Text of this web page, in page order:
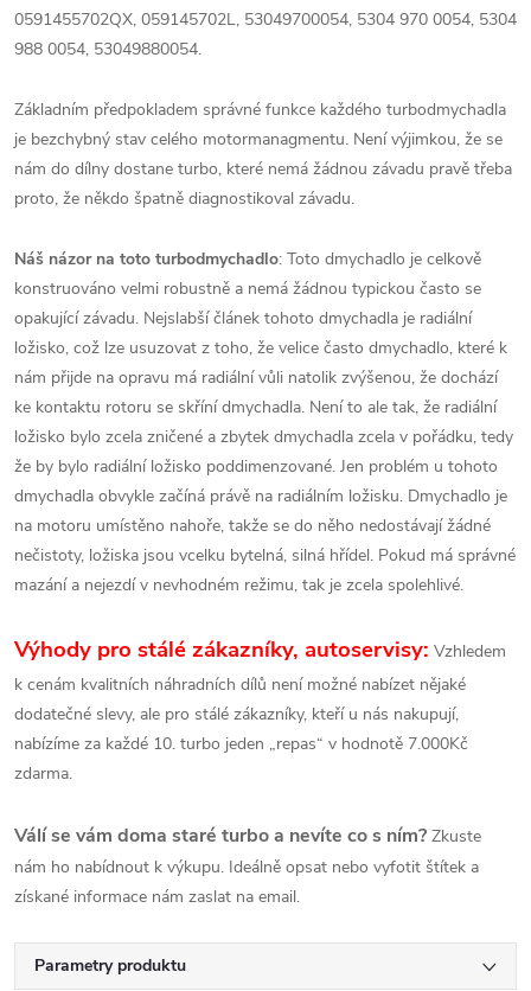
0591455702QX, 059145702L, 53049700054, 5304 970 0054, 5304
988 0054, 53049880054.
Základním předpokladem správné funkce každého turbodmychadla
je bezchybný stav celého motormanagmentu. Není výjimkou, že se
nám do dílny dostane turbo, které nemá žádnou závadu pravě třeba
proto, že někdo špatně diagnostikoval závadu.
Náš názor na toto turbodmychadlo: Toto dmychadlo je celkově
konstruováno velmi robustně a nemá žádnou typickou často se
opakující závadu. Nejslabší článek tohoto dmychadla je radiální
ložisko, což lze usuzovat z toho, že velice často dmychadlo, které k
nám přijde na opravu má radiální vůli natolik zvýšenou, že dochází
ke kontaktu rotoru se skříní dmychadla. Není to ale tak, že radiální
ložisko bylo zcela zničené a zbytek dmychadla zcela v pořádku, tedy
že by bylo radiální ložisko poddimenzované. Jen problém u tohoto
dmychadla obvykle začíná právě na radiálním ložisku. Dmychadlo je
na motoru umístěno nahoře, takže se do něho nedostávají žádné
nečistoty, ložiska jsou vcelku bytelná, silná hřídel. Pokud má správné
mazání a nejezdí v nevhodném režimu, tak je zcela spolehlivé.
Výhody pro stálé zákazníky, autoservisy: Vzhledem
k cenám kvalitních náhradních dílů není možné nabízet nějaké
dodatečné slevy, ale pro stálé zákazníky, kteří u nás nakupují,
nabízíme za každé 10. turbo jeden „repas“ v hodnotě 7.000Kč
zdarma.
Válí se vám doma staré turbo a nevíte co s ním? Zkuste
nám ho nabídnout k výkupu. Ideálně opsat nebo vyfotit štítek a
získané informace nám zaslat na email.
Parametry produktu